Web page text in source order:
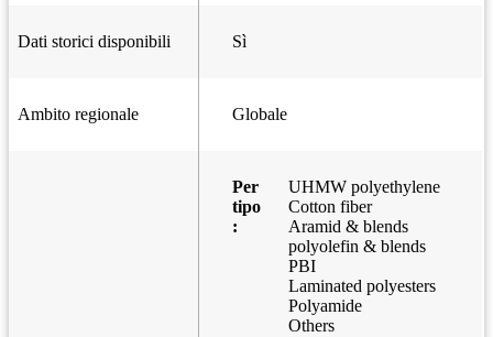
Dati storici disponibili Sì
Ambito regionale Globale
Per
tipo
:
UHMW polyethylene
Cotton fiber
Aramid & blends
polyolefin & blends
PBI
Laminated polyesters
Polyamide
Others